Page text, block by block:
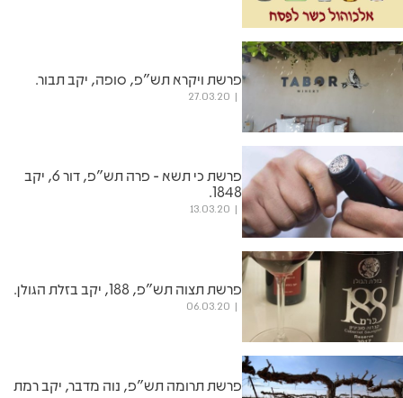
פרשת ויקרא תש"פ, סופה, יקב תבור.
27.03.20
פרשת כי תשא - פרה תש"פ, דור 6, יקב
1848.
13.03.20
פרשת תצוה תש"פ, 188, יקב בזלת הגולן.
06.03.20
פרשת תרומה תש"פ, נוה מדבר, יקב רמת